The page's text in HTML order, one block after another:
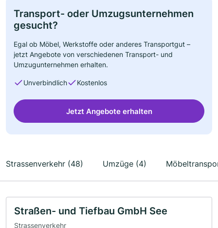
Transport- oder Umzugsunternehmen
gesucht?
Egal ob Möbel, Werkstoffe oder anderes Transportgut –
jetzt Angebote von verschiedenen Transport- und
Umzugunternehmen erhalten.
Unverbindlich Kostenlos
Jetzt Angebote erhalten
Strassenverkehr (48) Umzüge (4)
Straßen- und Tiefbau GmbH See
Strassenverkehr